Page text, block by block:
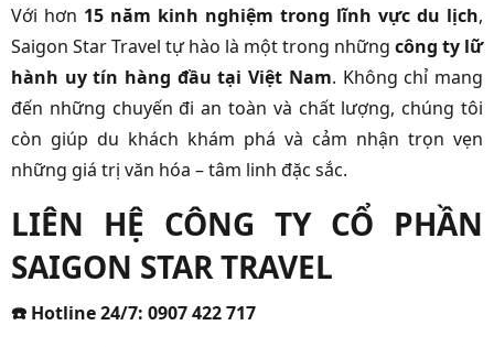
Với hơn 15 năm kinh nghiệm trong lĩnh vực du lịch,
Saigon Star Travel tự hào là một trong những công ty lữ
hành uy tín hàng đầu tại Việt Nam. Không chỉ mang
đến những chuyến đi an toàn và chất lượng, chúng tôi
còn giúp du khách khám phá và cảm nhận trọn vẹn
những giá trị văn hóa – tâm linh đặc sắc.
LIÊN HỆ CÔNG TY CỔ PHẦN
SAIGON STAR TRAVEL
☎️ Hotline 24/7: 0907 422 717